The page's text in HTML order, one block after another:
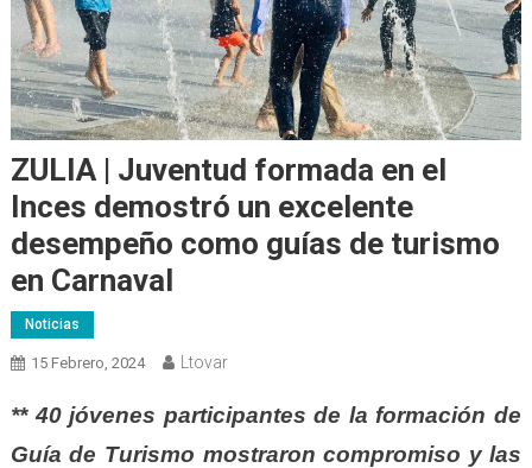
ZULIA | Juventud formada en el
Inces demostró un excelente
desempeño como guías de turismo
en Carnaval
Noticias
15 Febrero, 2024 Ltovar
** 40 jóvenes participantes de la formación de
Guía de Turismo mostraron compromiso y las